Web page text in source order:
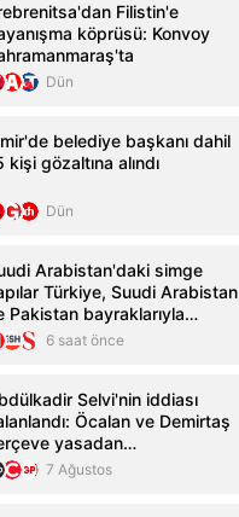
Filistin'e
köprüsü: Konvoy
Dün
belediye başkanı dahil
kişi gözaltına alındı
Dün
Arabistan'daki simge
Türkiye, Suudi Arabistan
Pakistan bayraklarıyla
6 saat önce
Selvi'nin iddiası
Öcalan ve Demirtaş
yasadan
7 Ağustos